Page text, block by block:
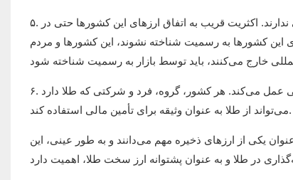
۵. در دنیای امروز، ارزهای بیش از ۱۸۰ کشور از ۱۹۰ کشور مستقل، هیچ جایگاه بین‌المللی ندارند. اکثریت قریب به اتفاق ارزهای این کشورها حتی در
این کشورها به رسمیت شناخته نشوند، این کشورها و مردم
۶. طلا هنوز یک ابزار مالی مهم است و به عنوان وثیقه تأمین مالی در بازارهای مالی بین‌المللی عمل می‌کند. هر کشور، گروه، فرد و شرکتی که طلا دارد
می‌تواند از طلا به عنوان وثیقه برای تأمین مالی استفاده کند.
به عنوان یکی از ارزهای ذخیره مهم می‌دانند و به طور عینی، این